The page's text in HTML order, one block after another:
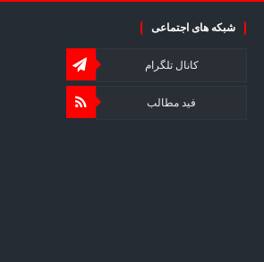
شبکه های اجتماعی
کانال تلگرام
فید مطالب